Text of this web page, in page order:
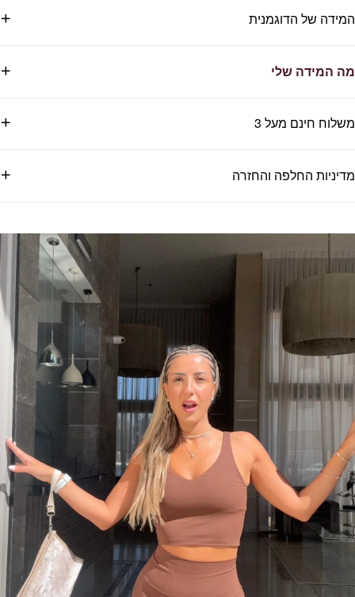
המידה של הדוגמנית
מה המידה שלי
משלוח חינם מעל 3
מדיניות החלפה והחזרה